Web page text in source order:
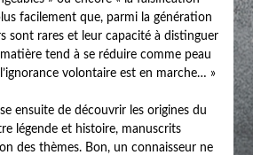
facilement que, parmi la génération
sont rares et leur capacité à distinguer
tend à se réduire comme peau
volontaire est en marche… »
ensuite de découvrir les origines du
légende et histoire, manuscrits
des thèmes. Bon, un connaisseur ne